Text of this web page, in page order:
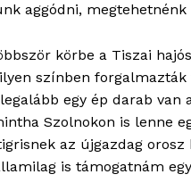
aggódni, megtehetnénk
körbe a Tiszai
színben
egy ép darab van
Szolnokon is lenne
az újgazdag orosz
is támogatnám